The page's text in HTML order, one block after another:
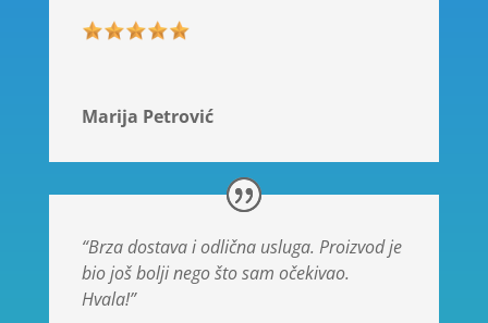
Marija Petrović
“Brza dostava i odlična usluga. Proizvod je
bio još bolji nego što sam očekivao.
Hvala!”